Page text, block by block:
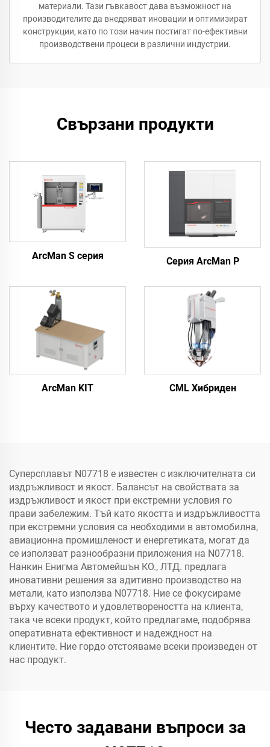
материали. Тази гъвкавост дава възможност на
производителите да внедряват иновации и оптимизират
конструкции, като по този начин постигат по-ефективни
производствени процеси в различни индустрии.
Свързани продукти
ArcMan S серия Серия ArcMan P
ArcMan KIT CML Хибриден
Суперсплавът N07718 е известен с изключителната си
издръжливост и якост. Балансът на свойствата за
издръжливост и якост при екстремни условия го
прави забележим. Тъй като якостта и издръжливостта
при екстремни условия са необходими в автомобилна,
авиационна промишленост и енергетиката, могат да
се използват разнообразни приложения на N07718.
Нанкин Енигма Автомейшън КО., ЛТД. предлага
иновативни решения за адитивно производство на
метали, като използва N07718. Ние се фокусираме
върху качеството и удовлетвореността на клиента,
така че всеки продукт, който предлагаме, подобрява
оперативната ефективност и надеждност на
клиентите. Ние гордо отстояваме всеки произведен от
нас продукт.
Често задавани въпроси за